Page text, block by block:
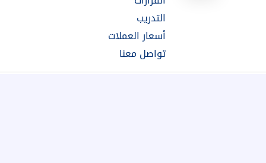
التدريب
أسعار العملات
تواصل معنا